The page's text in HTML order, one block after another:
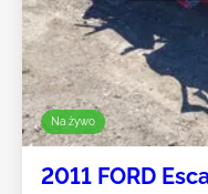
Na żywo
2011 FORD